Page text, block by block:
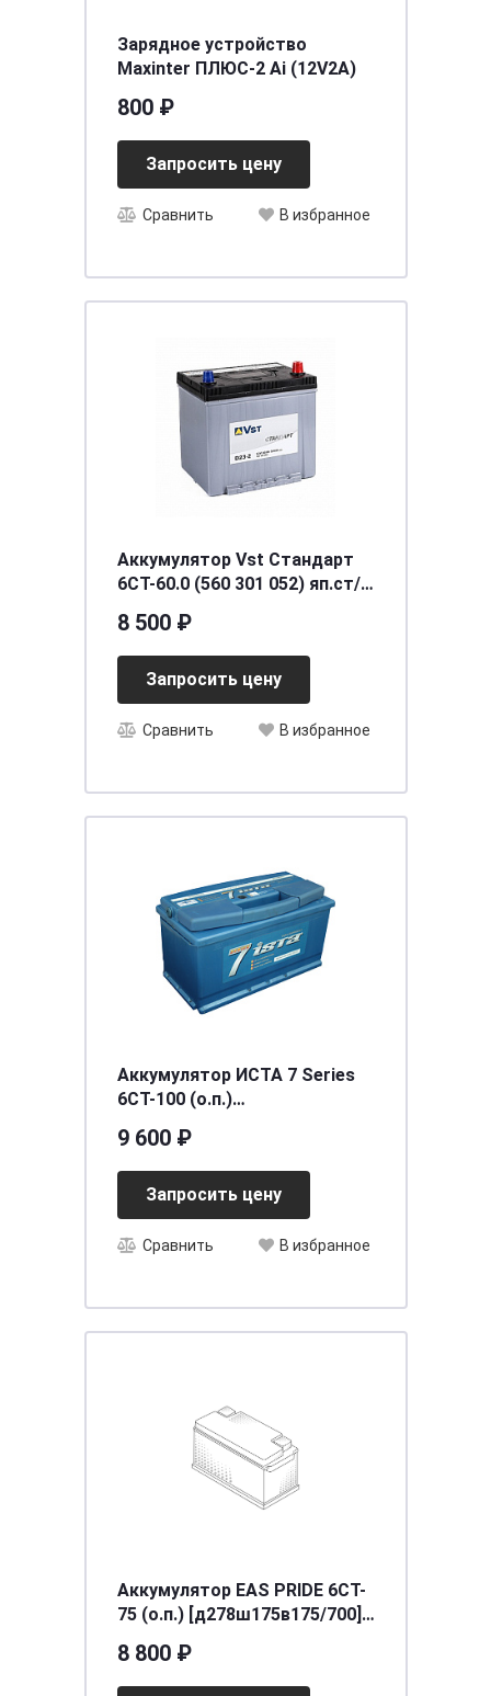
Зарядное устройство
Мaxinter ПЛЮС-2 Аi (12V2A)
800 ₽
Запросить цену
Сравнить В избранное
Аккумулятор Vst Стандарт
6СТ-60.0 (560 301 052) яп.ст/
8 500 ₽
Запросить цену
Сравнить В избранное
Аккумулятор ИСТА 7 Series
6СТ-100 (о.п.)
9 600 ₽
Запросить цену
Сравнить В избранное
Аккумулятор EAS PRIDE 6СТ-
75 (о.п.) [д278ш175в175/700]
8 800 ₽